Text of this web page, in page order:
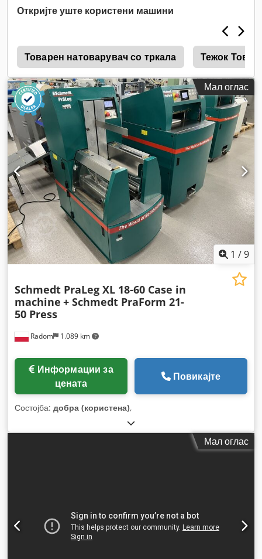
Откријте уште користени машини
Товарен натоварувач со тркала Тежок
Мал оглас
1 /9
Radom 1.089 km
Schmedt PraLeg XL 18-60 Case in
machine + Schmedt PraForm 21-
50 Press
цената
Повикајте
Состојба: добра (користена),
Мал оглас